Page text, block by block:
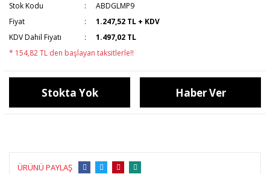
Stok Kodu
ABDGLMP9
Fiyat
1.247,52 TL + KDV
KDV Dahil Fiyatı
1.497,02 TL
* 154,82 TL den başlayan taksitlerle!!
Stokta Yok Haber Ver
ÜRÜNÜ PAYLAŞ